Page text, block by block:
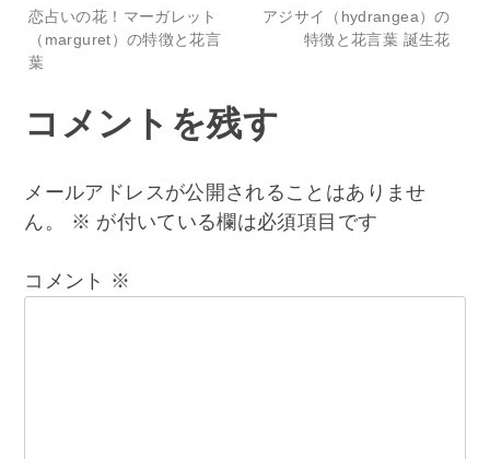
投
稿
ナ
ビ
ゲ
ー
恋占いの花！マーガレット
（marguret）の特徴と花言
葉
アジサイ（hydrangea）の
特徴と花言葉 誕生花
コメントを残す
メールアドレスが公開されることはありませ
ん。
※ が付いている欄は必須項目です
コメント ※